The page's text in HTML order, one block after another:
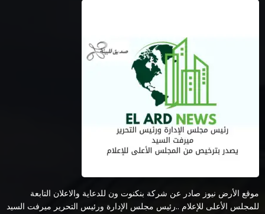
موقع الأرض نيوز صادر عن شركة بنكنوت ون للدعاية والاعلان التابعة
للمجلس الأعلى للإعلام ..رئيس مجلس الإدارة ورئيس التحرير ميرفت السيد